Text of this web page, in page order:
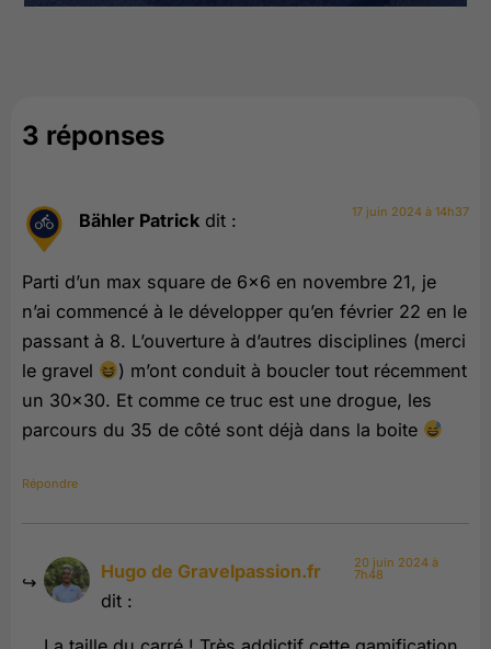
3 réponses
Bähler Patrick dit : 17 juin 2024 à 14h37
Parti d’un max square de 6×6 en novembre 21, je
n’ai commencé à le développer qu’en février 22 en le
passant à 8. L’ouverture à d’autres disciplines (merci
le gravel
) m’ont conduit à boucler tout récemment
un 30×30. Et comme ce truc est une drogue, les
parcours du 35 de côté sont déjà dans la boite
Répondre
Hugo de Gravelpassion.fr
dit :
20 juin 2024 à
7h48